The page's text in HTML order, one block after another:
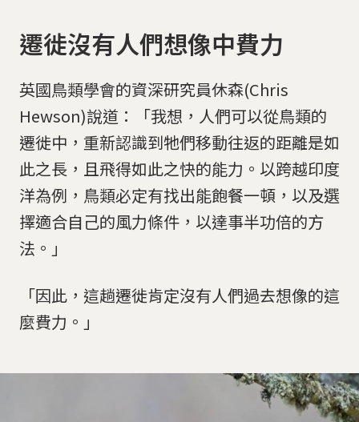
遷徙沒有人們想像中費力
英國鳥類學會的資深研究員休森(Chris
Hewson)說道：「我想，人們可以從鳥類的
遷徙中，重新認識到牠們移動往返的距離是如
此之長，且飛得如此之快的能力。以跨越印度
洋為例，鳥類必定有找出能飽餐一頓，以及選
擇適合自己的風力條件，以達事半功倍的方
法。」
「因此，這趟遷徙肯定沒有人們過去想像的這
麼費力。」